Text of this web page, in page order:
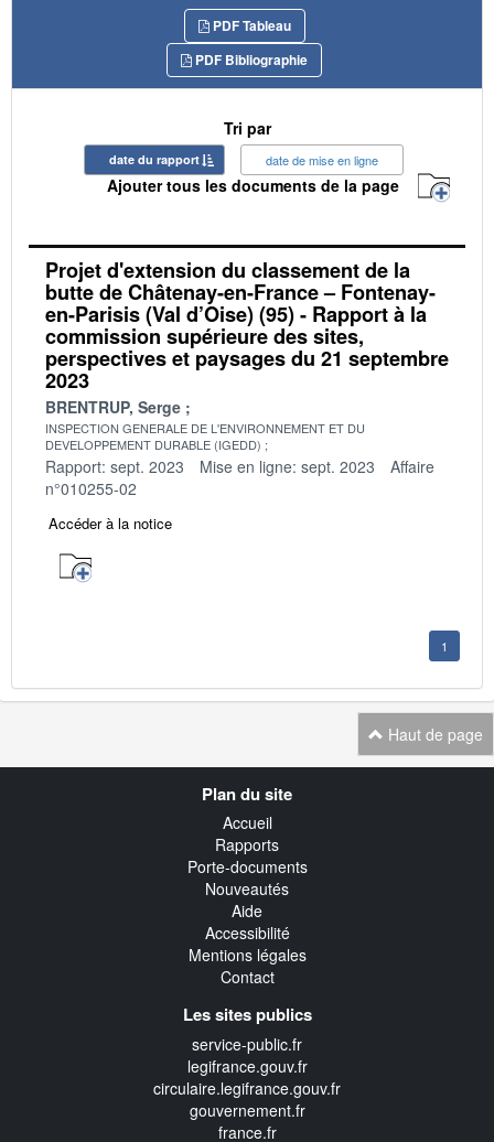
PDF Tableau
PDF Bibliographie
Tri par
date du rapport date de mise en ligne
Ajouter tous les documents de la page
Projet d'extension du classement de la
butte de Châtenay-en-France – Fontenay-
en-Parisis (Val d’Oise) (95) - Rapport à la
commission supérieure des sites,
perspectives et paysages du 21 septembre
2023
BRENTRUP, Serge
INSPECTION GENERALE DE L'ENVIRONNEMENT ET DU
DEVELOPPEMENT DURABLE (IGEDD)
Rapport: sept. 2023 Mise en ligne: sept. 2023
Affaire
n°010255-02
Accéder à la notice
1
Haut de page
Plan du site
Accueil
Rapports
Porte-documents
Nouveautés
Aide
Accessibilité
Mentions légales
Contact
Les sites publics
service-public.fr
legifrance.gouv.fr
circulaire.legifrance.gouv.fr
gouvernement.fr
france.fr